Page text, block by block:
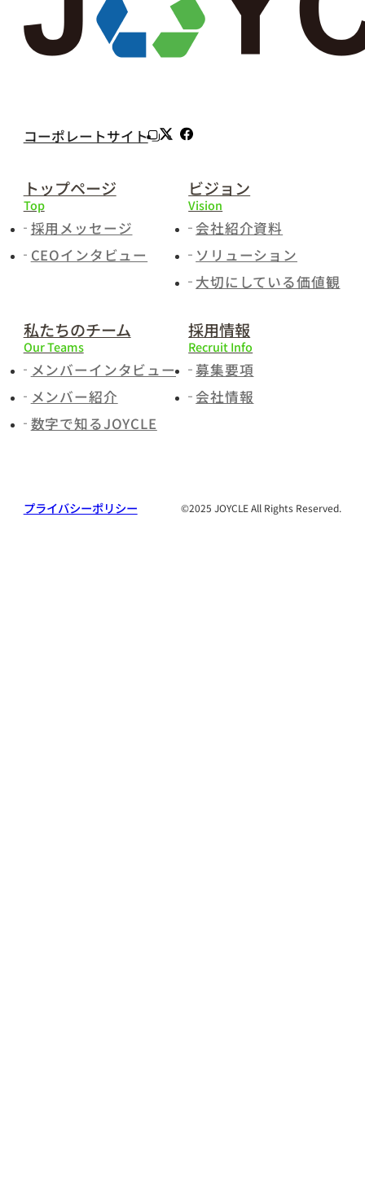
コーポレートサイト
トップページ
Top
採用メッセージ
CEOインタビュー
ビジョン
Vision
会社紹介資料
ソリューション
大切にしている価値観
私たちのチーム
Our Teams
メンバーインタビュー
メンバー紹介
数字で知るJOYCLE
採用情報
Recruit Info
募集要項
会社情報
プライバシーポリシー ©2025 JOYCLE All Rights Reserved.